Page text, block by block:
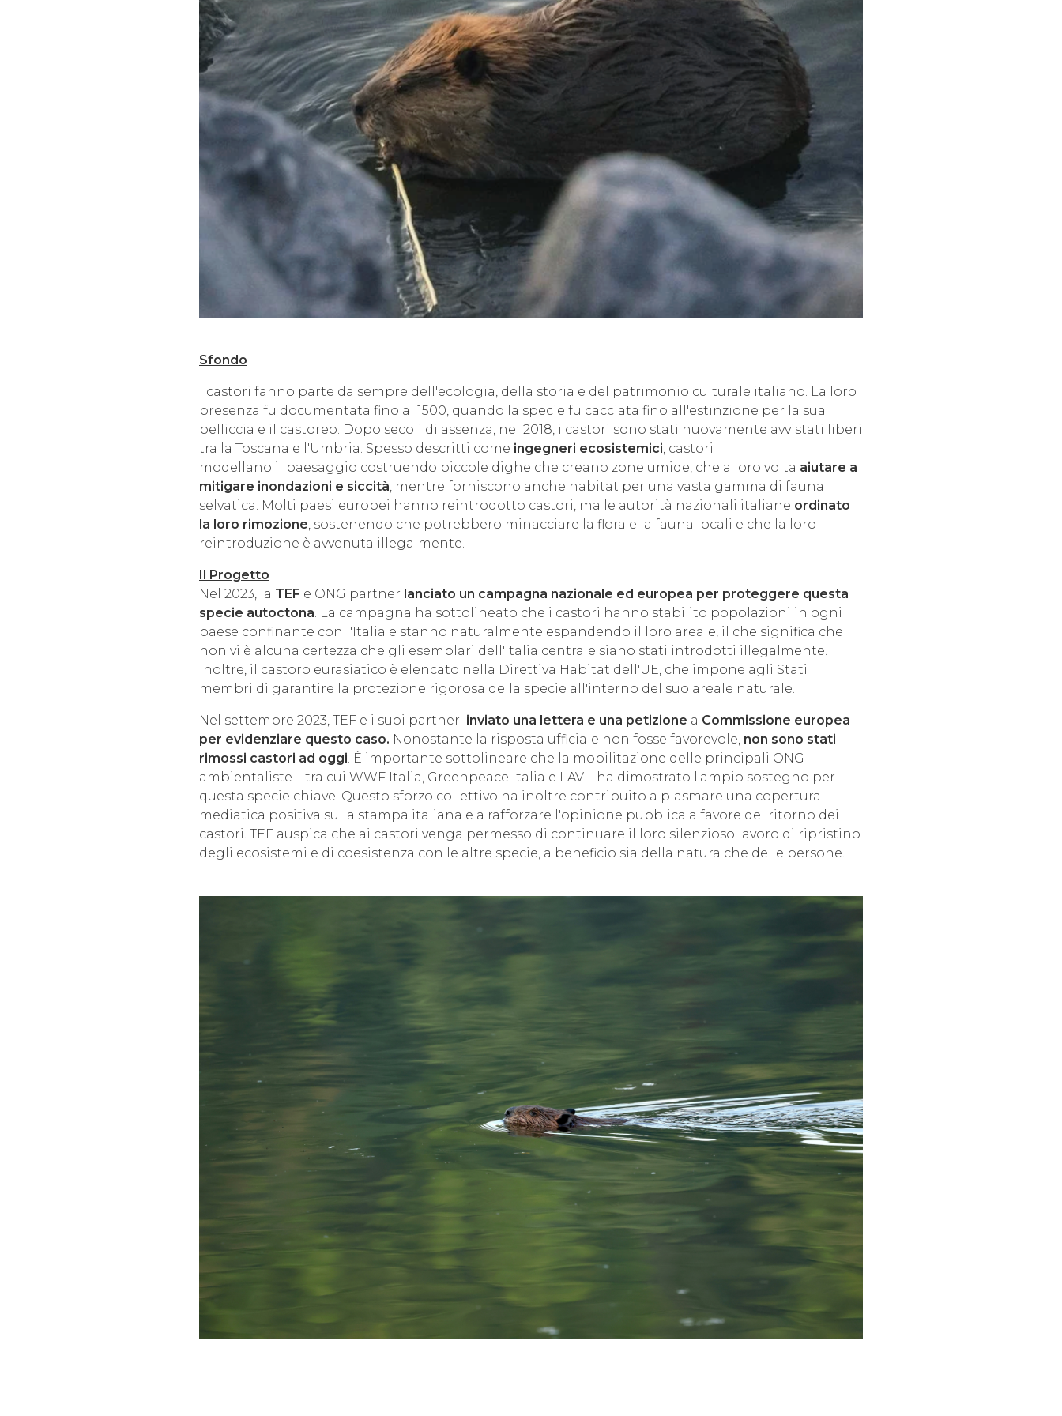
Sfondo
I castori fanno parte da sempre dell'ecologia, della storia e del patrimonio culturale italiano. La loro
presenza fu documentata fino al 1500, quando la specie fu cacciata fino all'estinzione per la sua
pelliccia e il castoreo. Dopo secoli di assenza, nel 2018, i castori sono stati nuovamente avvistati liberi
tra la Toscana e l'Umbria. Spesso descritti come ingegneri ecosistemici , castori
modellano il paesaggio costruendo piccole dighe che creano zone umide, che a loro volta aiutare a
mitigare inondazioni e siccità , mentre forniscono anche habitat per una vasta gamma di fauna
selvatica. Molti paesi europei hanno reintrodotto castori, ma le autorità nazionali italiane ordinato
la loro rimozione , sostenendo che potrebbero minacciare la flora e la fauna locali e che la loro
reintroduzione è avvenuta illegalmente.
Il Progetto
Nel 2023, la TEF e ONG partner lanciato un campagna nazionale ed europea per proteggere questa
specie autoctona . La campagna ha sottolineato che i castori hanno stabilito popolazioni in ogni
paese confinante con l'Italia e stanno naturalmente espandendo il loro areale, il che significa che
non vi è alcuna certezza che gli esemplari dell'Italia centrale siano stati introdotti illegalmente.
Inoltre, il castoro eurasiatico è elencato nella Direttiva Habitat dell'UE, che impone agli Stati
membri di garantire la protezione rigorosa della specie all'interno del suo areale naturale.
Nel settembre 2023, TEF e i suoi partner inviato una lettera e una petizione a Commissione europea
per evidenziare questo caso. Nonostante la risposta ufficiale non fosse favorevole, non sono stati
rimossi castori ad oggi . È importante sottolineare che la mobilitazione delle principali ONG
ambientaliste – tra cui WWF Italia, Greenpeace Italia e LAV – ha dimostrato l'ampio sostegno per
questa specie chiave. Questo sforzo collettivo ha inoltre contribuito a plasmare una copertura
mediatica positiva sulla stampa italiana e a rafforzare l'opinione pubblica a favore del ritorno dei
castori. TEF auspica che ai castori venga permesso di continuare il loro silenzioso lavoro di ripristino
degli ecosistemi e di coesistenza con le altre specie, a beneficio sia della natura che delle persone.